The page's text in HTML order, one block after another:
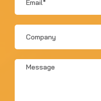
Company
Message